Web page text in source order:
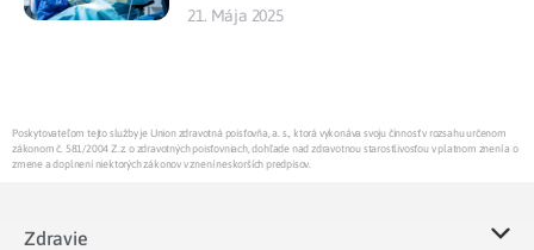
21. Mája 2025
Poskytovateľom tejto služby je Union zdravotná poisťovňa, a. s., ktorá vykonáva svoju činnosť v rozsahu určenom
zákonom č. 581/2004 Z.z. o zdravotných poisťovniach, dohľade nad zdravotnou starostlivosťou v platnom znení a o
zmene a doplnení niektorých zákonov v znení neskorších predpisov.
Zdravie